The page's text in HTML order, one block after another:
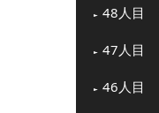
48人目
47人目
46人目